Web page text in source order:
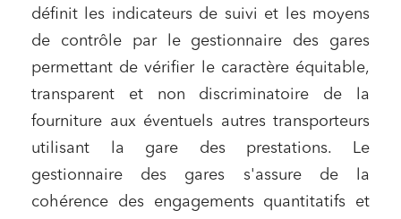
définit les indicateurs de suivi et les moyens
de contrôle par le gestionnaire des gares
permettant de vérifier le caractère équitable,
transparent et non discriminatoire de la
fourniture aux éventuels autres transporteurs
utilisant la gare des prestations. Le
gestionnaire des gares s'assure de la
cohérence des engagements quantitatifs et